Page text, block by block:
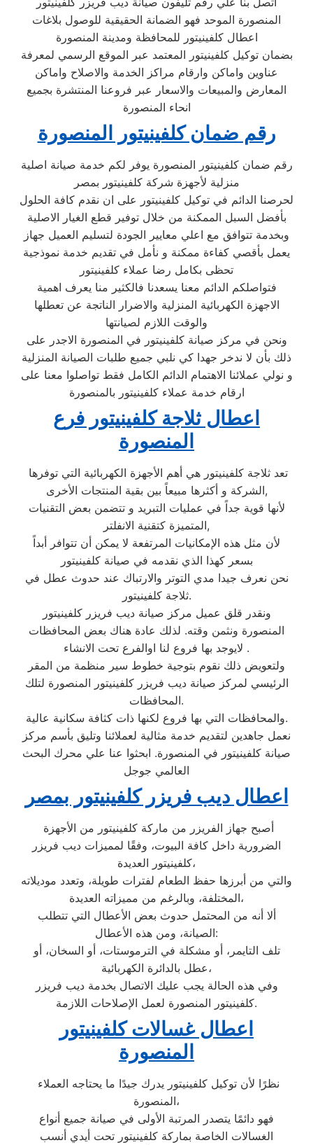
المنصورة الموحد فهو الضمانة الحقيقية للوصول بلاغات
اعطال كلفينيتور للمحافظة ومدينة المنصورة
بضمان توكيل كلفينيتور المعتمد عبر الموقع الرسمي لمعرفة
عناوين واماكن وارقام مراكز الخدمة والاصلاح واماكن
المعارض والمبيعات والاسعار عبر فروعنا المنتشرة بجميع
انحاء المنصورة
رقم ضمان كلفينيتور المنصورة
رقم ضمان كلفينيتور المنصورة يوفر لكم خدمة صيانة اصلية
منزلية لأجهزة شركة كلفينيتور بمصر
لحرصنا الدائم في توكيل كلفينيتور على ان نقدم كافة الحلول
بأفضل السبل الممكنة من خلال توفير قطع الغيار الاصلية
وبخدمة تتوافق مع اعلي معايير الجودة لتسليم العميل جهاز
يعمل بأقصي كفاءة ممكنة و نأمل في تقديم خدمة نموذجية
تحظى بكامل رضا عملاء كلفينيتور
فتواصلكم الدائم معنا يسعدنا فالكثير منا يعرف اهمية
الاجهزة الكهربائية المنزلية والاضرار الناتجة عن تعطلها
والوقت اللازم لصيانتها
ونحن في مركز صيانة كلفينيتور في المنصورة الاجدر على
ذلك بأن لا ندخر جهدا كي نلبي جميع طلبات الصيانة المنزلية
و نولي عملائنا الاهتمام الدائم الكامل فقط تواصلوا معنا على
ارقام خدمة عملاء كلفينيتور بالمنصورة
اعطال ثلاجة كلفينيتور فرع
المنصورة
الشركة و أكثرها مبيعاً بين بقية المنتجات الأخرى,
لأنها قوية جداً في عمليات التبريد و تتضمن بعض التقنيات
المتميزة كتقنية الانفلتر,
لأن مثل هذه الإمكانيات المرتفعة لا يمكن أن تتوافر أبداً
بسعر كهذا الذي نقدمه في صيانة كلفينيتور
نحن نعرف جيدا مدي التوتر والارتباك عند حدوث عطل في
ثلاجة كلفينيتور.
ونقدر قلق عميل مركز صيانة ديب فريزر كلفينيتور
المنصورة ونثمن وقته. لذلك عادة هناك بعض المحافظات
لايوجد بها فروع لنا اوالفرع تحت الانشاء .
ولتعويض ذلك نقوم بتوجية خطوط سير منظمة من المقر
الرئيسي لمركز صيانة ديب فريزر كلفينيتور المنصورة لتلك
المحافظات.
والمحافظات التي بها فروع لكنها ذات كثافة سكانية عالية.
نعمل جاهدين لتقديم خدمة مثالية لعملائنا وتليق بأسم مركز
صيانة كلفينيتور في المنصورة. ابحثوا عنا علي محرك البحث
العالمي جوجل
اعطال ديب فريزر كلفينيتور بمصر
الضرورية داخل كافة البيوت، وفقًا لمميزات ديب فريزر
كلفينيتور العديدة،
والتي من أبرزها حفظ الطعام لفترات طويلة، وتعدد موديلاته
المختلفة، وبالرغم من مميزاته العديدة،
ألا أنه من المحتمل حدوث بعض الأعطال التي تتطلب
الصيانة، ومن هذه الأعطال:
تلف التايمر، أو مشكلة في الترموستات، أو السخان، أو
عطل بالدائرة الكهربائية،
وفي هذه الحالة يجب عليك الاتصال بخدمة ديب فريزر
كلفينيتور المنصورة لعمل الإصلاحات اللازمة.
اعطال غسالات كلفينيتور
المنصورة
المنصورة،
فهو دائمًا يتصدر المرتبة الأولى في صيانة جميع أنواع
الغسالات الخاصة بماركة كلفينيتور تحت أيدي أنسب